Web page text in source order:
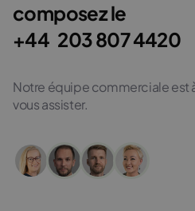
composez le
+44 203 807 4420
Notre équipe commerciale est
vous assister.